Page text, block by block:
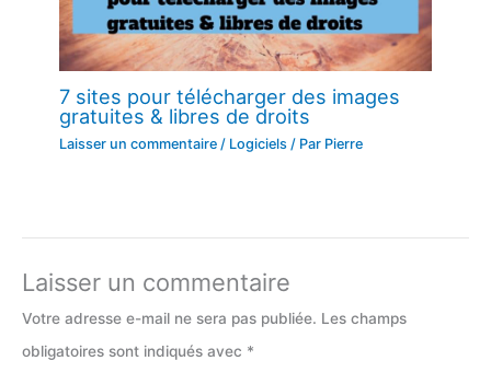
7 sites pour télécharger des images
gratuites & libres de droits
Laisser un commentaire / Logiciels / Par Pierre
Laisser un commentaire
Votre adresse e-mail ne sera pas publiée. Les champs
obligatoires sont indiqués avec *